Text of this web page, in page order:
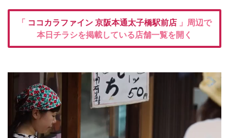
「 ココカラファイン 京阪本通太子橋駅前店 」周辺で
本日チラシを掲載している店舗一覧を開く